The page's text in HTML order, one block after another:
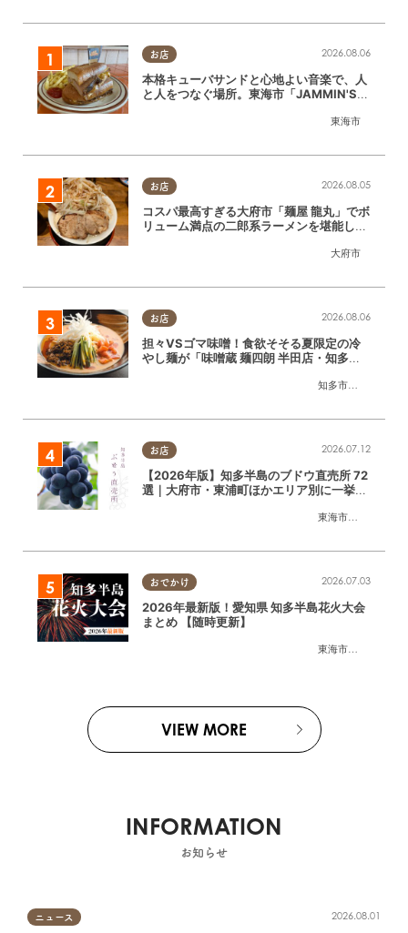
お店
東海市
2026.08.06
本格キューバサンドと心地よい音楽で、人
と人をつなぐ場所。東海市「JAMMIN'ST
お店
大府市
2026.08.05
コスパ最高すぎる大府市「麺屋 龍丸」でボ
リューム満点の二郎系ラーメンを堪能して
お店
知多市
,半田市
2026.08.06
担々VSゴマ味噌！食欲そそる夏限定の冷
やし麺が「味噌蔵 麺四朗 半田店・知多
お店
東海市
,大府市
2026.07.12
【2026年版】知多半島のブドウ直売所 72
選｜大府市・東浦町ほかエリア別に一挙紹
おでかけ
東海市
,大府市
2026.07.03
2026年最新版！愛知県 知多半島花火大会
まとめ 【随時更新】
VIEW MORE
INFORMATION
お知らせ
ニュース 2026.08.01